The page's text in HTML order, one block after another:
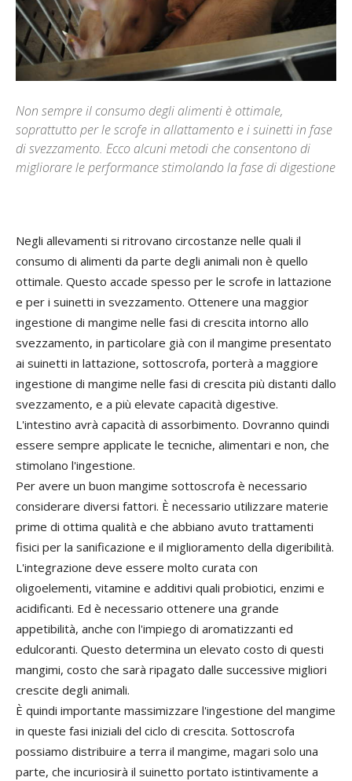
Non sempre il consumo degli alimenti è ottimale,
soprattutto per le scrofe in allattamento e i suinetti in fase
di svezzamento. Ecco alcuni metodi che consentono di
migliorare le performance stimolando la fase di digestione
Negli allevamenti si ritrovano circostanze nelle quali il
consumo di alimenti da parte degli animali non è quello
ottimale. Questo accade spesso per le scrofe in lattazione
e per i suinetti in svezzamento. Ottenere una maggior
ingestione di mangime nelle fasi di crescita intorno allo
svezzamento, in particolare già con il mangime presentato
ai suinetti in lattazione, sottoscrofa, porterà a maggiore
ingestione di mangime nelle fasi di crescita più distanti dallo
svezzamento, e a più elevate capacità digestive.
L'intestino avrà capacità di assorbimento. Dovranno quindi
essere sempre applicate le tecniche, alimentari e non, che
stimolano l'ingestione.
Per avere un buon mangime sottoscrofa è necessario
considerare diversi fattori. È necessario utilizzare materie
prime di ottima qualità e che abbiano avuto trattamenti
fisici per la sanificazione e il miglioramento della digeribilità.
L'integrazione deve essere molto curata con
oligoelementi, vitamine e additivi quali probiotici, enzimi e
acidificanti. Ed è necessario ottenere una grande
appetibilità, anche con l'impiego di aromatizzanti ed
edulcoranti. Questo determina un elevato costo di questi
mangimi, costo che sarà ripagato dalle successive migliori
crescite degli animali.
È quindi importante massimizzare l'ingestione del mangime
in queste fasi iniziali del ciclo di crescita. Sottoscrofa
possiamo distribuire a terra il mangime, magari solo una
parte, che incuriosirà il suinetto portato istintivamente a